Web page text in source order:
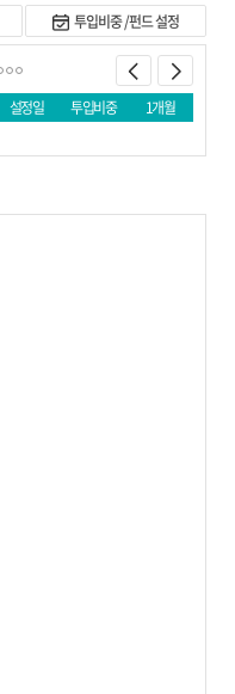
투입비중 /펀드 설정
설정일 투입비중
1개월